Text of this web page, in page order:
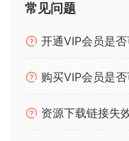
Stone
and timbre, lovingly
composers, the tool-
常见问题
开通VIP会员是
购买VIP会员是
资源下载链接失